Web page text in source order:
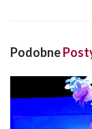
Podobne